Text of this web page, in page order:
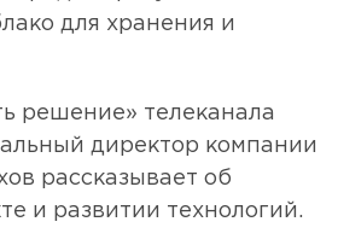
для хранения и
решение» телеканала
директор компании
рассказывает об
и развитии технологий.